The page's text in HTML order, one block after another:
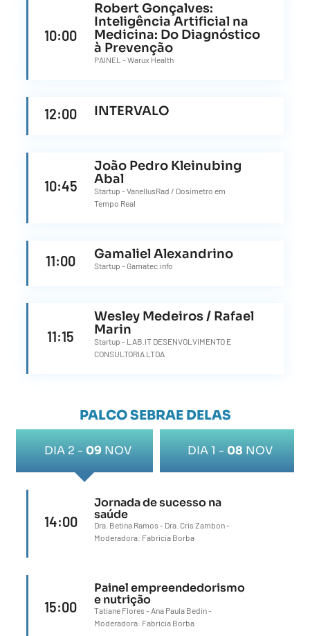
10:00
Robert Gonçalves:
Inteligência Artificial na
Medicina: Do Diagnóstico
à Prevenção
PAINEL - Warux Health
12:00 INTERVALO
10:45
João Pedro Kleinubing
Abal
Startup - VanellusRad / Dosímetro em
Tempo Real
11:00 Gamaliel Alexandrino
Startup - Gamatec.info
11:15
Wesley Medeiros / Rafael
Marin
Startup - LAB.IT DESENVOLVIMENTO E
CONSULTORIA LTDA
PALCO SEBRAE DELAS
DIA 2 - 09NOV DIA 1 - 08 NOV
14:00
Jornada de sucesso na
saúde
Dra. Betina Ramos - Dra. Cris Zambon -
Moderadora: Fabricia Borba
15:00
Painel empreendedorismo
e nutrição
Tatiane Flores - Ana Paula Bedin -
Moderadora: Fabricia Borba